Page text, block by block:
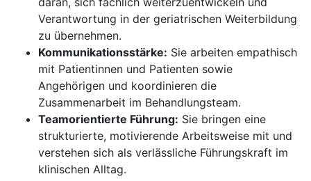
Verantwortung in der geriatrischen Weiterbildung
zu übernehmen.
Kommunikationsstärke: Sie arbeiten empathisch
mit Patientinnen und Patienten sowie
Angehörigen und koordinieren die
Zusammenarbeit im Behandlungsteam.
Teamorientierte Führung: Sie bringen eine
strukturierte, motivierende Arbeitsweise mit und
verstehen sich als verlässliche Führungskraft im
klinischen Alltag.